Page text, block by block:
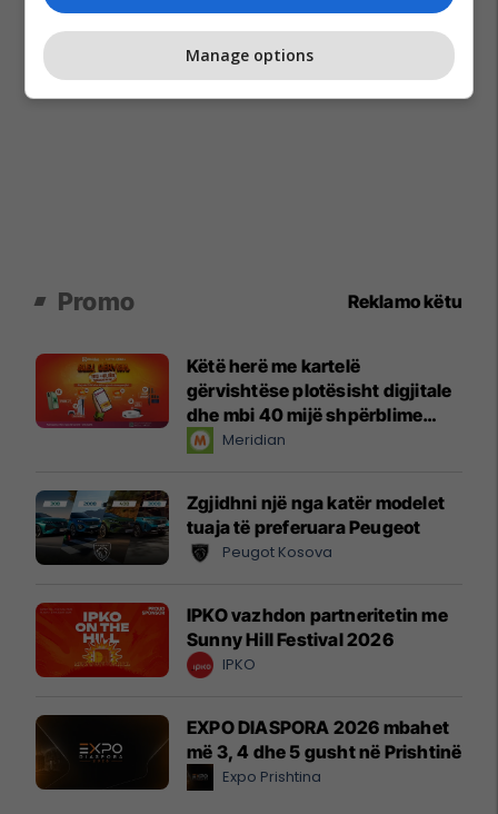
Promo Reklamo këtu
Këtë herë me kartelë
gërvishtëse plotësisht digjitale
dhe mbi 40 mijë shpërblime
instant!Meridian
Zgjidhni një nga katër modelet
tuaja të preferuara Peugeot
Peugot Kosova
IPKO vazhdon partneritetin me
Sunny Hill Festival 2026
IPKO
EXPO DIASPORA 2026 mbahet
më 3, 4 dhe 5 gusht në Prishtinë
Expo Prishtina
Manage options